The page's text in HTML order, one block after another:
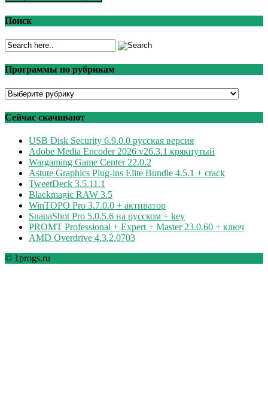
Поиск
Программы по рубрикам
Программы
рубрикам
Сейчас скачивают
USB Disk Security 6.9.0.0 русская версия
Adobe Media Encoder 2026 v26.3.1 крякнутый
Wargaming Game Center 22.0.2
Astute Graphics Plug-ins Elite Bundle 4.5.1 + crack
TweetDeck 3.5.11.1
Blackmagic RAW 3.5
WinTOPO Pro 3.7.0.0 + активатор
SnapaShot Pro 5.0.5.6 на русском + key
PROMT Professional + Expert + Master 23.0.60 + ключ
AMD Overdrive 4.3.2.0703
© 1progs.ru